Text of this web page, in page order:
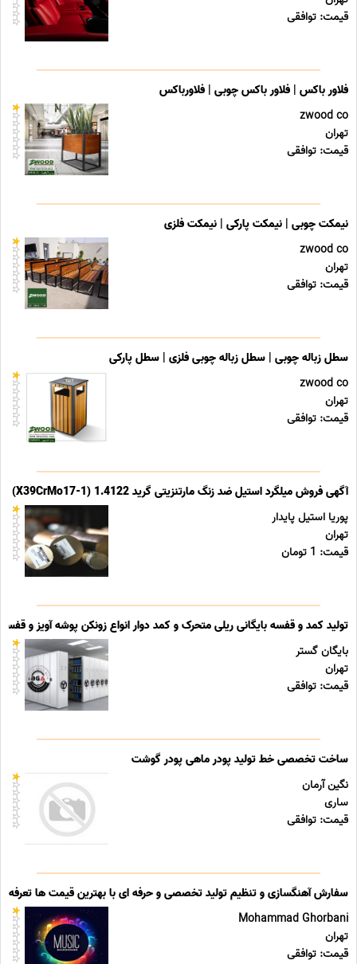
قیمت: توافقی
فلاور باکس | فلاور باکس چوبی | فلاورباکس
zwood co
تهران
قیمت: توافقی
نیمکت چوبی | نیمکت پارکی | نیمکت فلزی
zwood co
تهران
قیمت: توافقی
سطل زباله چوبی | سطل زباله چوبی فلزی | سطل پارکی
zwood co
تهران
قیمت: توافقی
آگهی فروش میلگرد استیل ضد زنگ مارتنزیتی گرید 1.4122 (X39CrMo17-1)
پوریا استیل پایدار
تهران
قیمت: 1 تومان
تولید کمد و قفسه بایگانی ریلی متحرک و کمد دوار انواع زونکن پوشه آویز و قفسه
بایگان گستر
تهران
قیمت: توافقی
ساخت تخصصی خط تولید پودر ماهی پودر گوشت
نگین آرمان
ساری
قیمت: توافقی
سفارش آهنگسازی و تنظیم تولید تخصصی و حرفه ای با بهترین قیمت ها تعرفه
Mohammad Ghorbani
تهران
قیمت: توافقی